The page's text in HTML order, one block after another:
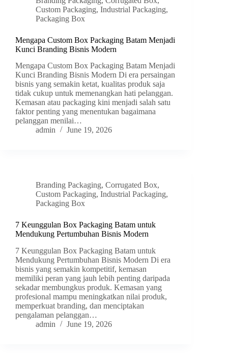
Custom Packaging, Industrial Packaging,
Packaging Box
Mengapa Custom Box Packaging Batam Menjadi
Kunci Branding Bisnis Modern
Mengapa Custom Box Packaging Batam Menjadi
Kunci Branding Bisnis Modern Di era persaingan
bisnis yang semakin ketat, kualitas produk saja
tidak cukup untuk memenangkan hati pelanggan.
Kemasan atau packaging kini menjadi salah satu
faktor penting yang menentukan bagaimana
pelanggan menilai…
admin
June 19, 2026
Branding Packaging, Corrugated Box,
Custom Packaging, Industrial Packaging,
Packaging Box
7 Keunggulan Box Packaging Batam untuk
Mendukung Pertumbuhan Bisnis Modern
7 Keunggulan Box Packaging Batam untuk
Mendukung Pertumbuhan Bisnis Modern Di era
bisnis yang semakin kompetitif, kemasan
memiliki peran yang jauh lebih penting daripada
sekadar membungkus produk. Kemasan yang
profesional mampu meningkatkan nilai produk,
memperkuat branding, dan menciptakan
pengalaman pelanggan…
admin
June 19, 2026